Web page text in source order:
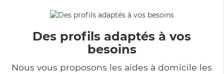
Des profils adaptés à vos
besoins
Nous vous proposons les aides à domicile les